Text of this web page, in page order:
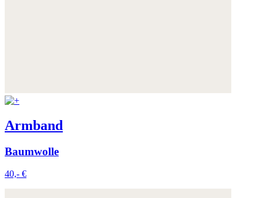
Armband
Baumwolle
40,- €